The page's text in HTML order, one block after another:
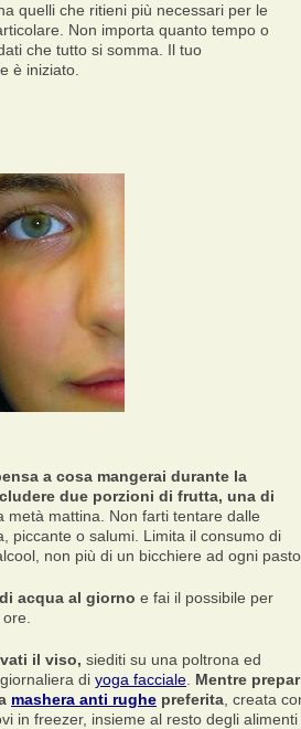
quelli che ritieni più necessari per le
Non importa quanto tempo o
che tutto si somma. Il tuo
è iniziato.
a cosa mangerai durante la
due porzioni di frutta, una di
metà mattina. Non farti tentare dalle
piccante o salumi. Limita il consumo di
non più di un bicchiere ad ogni
acqua al giorno e fai il possibile per
il viso, siediti su una poltrona ed
di yoga facciale Mentre
mashera anti rughe preferita , creata
in freezer, insieme al resto degli alimenti